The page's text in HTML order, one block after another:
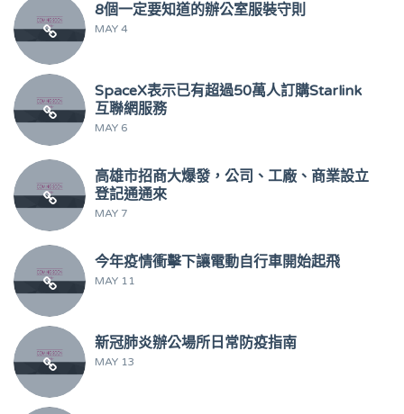
8個一定要知道的辦公室服裝守則
MAY 4
SpaceX表示已有超過50萬人訂購Starlink
互聯網服務
MAY 6
高雄市招商大爆發，公司、工廠、商業設立
登記通通來
MAY 7
今年疫情衝擊下讓電動自行車開始起飛
MAY 11
新冠肺炎辦公場所日常防疫指南
MAY 13